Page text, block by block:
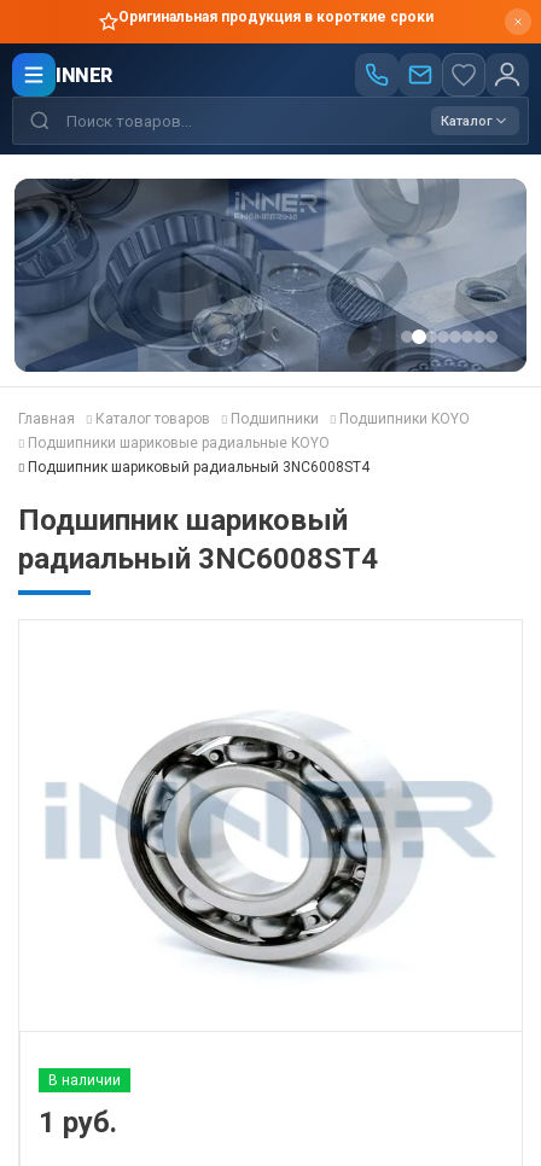
Оригинальная продукция в короткие сроки
INNER
Каталог
Главная Каталог товаров Подшипники
Подшипники KOYO
Подшипники шариковые радиальные KOYO
Подшипник шариковый радиальный 3NC6008ST4
Подшипник шариковый
радиальный 3NC6008ST4
В наличии
1 руб.